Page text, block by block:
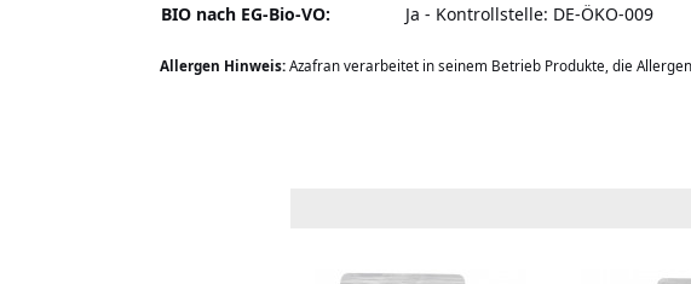
BIO nach EG-Bio-VO: Ja - Kontrollstelle: DE-ÖKO-009
Allergen Hinweis: Azafran verarbeitet in seinem Betrieb Produkte, die